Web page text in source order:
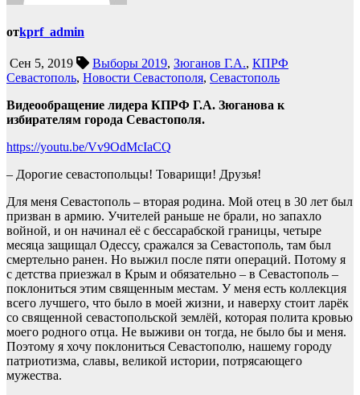
отkprf_admin
Сен 5, 2019 Выборы 2019, Зюганов Г.А., КПРФ
Севастополь, Новости Севастополя, Севастополь
Видеообращение лидера КПРФ Г.А. Зюганова к
избирателям города Севастополя.
https://youtu.be/Vv9OdMcIaCQ
– Дорогие севастопольцы! Товарищи! Друзья!
Для меня Севастополь – вторая родина. Мой отец в 30 лет был
призван в армию. Учителей раньше не брали, но запахло
войной, и он начинал её с бессарабской границы, четыре
месяца защищал Одессу, сражался за Севастополь, там был
смертельно ранен. Но выжил после пяти операций. Потому я
с детства приезжал в Крым и обязательно – в Севастополь –
поклониться этим священным местам. У меня есть коллекция
всего лучшего, что было в моей жизни, и наверху стоит ларёк
со священной севастопольской землёй, которая полита кровью
моего родного отца. Не выживи он тогда, не было бы и меня.
Поэтому я хочу поклониться Севастополю, нашему городу
патриотизма, славы, великой истории, потрясающего
мужества.